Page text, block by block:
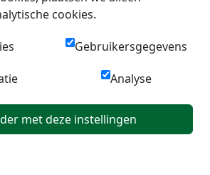
cookies.
Gebruikersgegevens
Analyse
met deze instellingen